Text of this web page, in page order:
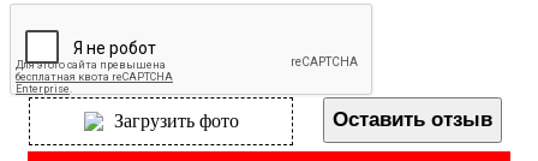
Загрузить фото Оставить отзыв